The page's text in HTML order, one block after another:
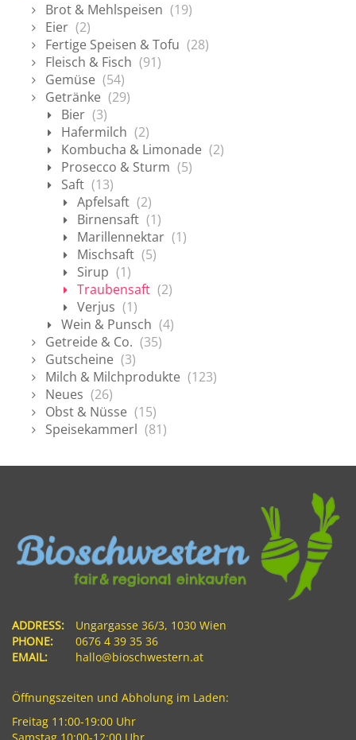
Brot & Mehlspeisen (19)
Eier (2)
Fertige Speisen & Tofu (28)
Fleisch & Fisch (91)
Gemüse (54)
Getränke (29)
Bier (3)
Hafermilch (2)
Kombucha & Limonade (2)
Prosecco & Sturm (5)
Saft (13)
Apfelsaft (2)
Birnensaft (1)
Marillennektar (1)
Mischsaft (5)
Sirup (1)
Traubensaft (2)
Verjus (1)
Wein & Punsch (4)
Getreide & Co. (35)
Gutscheine (3)
Milch & Milchprodukte (123)
Neues (26)
Obst & Nüsse (15)
Speisekammerl (81)
ADDRESS:
Ungargasse 36/3, 1030 Wien
PHONE:
0676 4 39 35 36
EMAIL:
hallo@bioschwestern.at
Öffnungszeiten und Abholung im Laden:
Freitag 11:00-19:00 Uhr